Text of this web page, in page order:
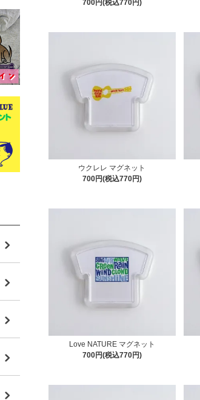
700円(税込770円)
ウクレレ マグネット
700円(税込770円)
Love NATURE マグネット
700円(税込770円)